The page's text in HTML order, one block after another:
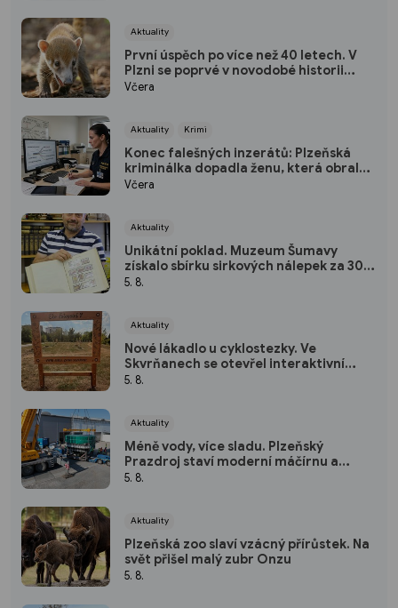
Aktuality
První úspěch po více než 40 letech. V
Plzni se poprvé v novodobé historii
narodili nosálové bělohubí
Včera
Aktuality Krimi
Konec falešných inzerátů: Plzeňská
kriminálka dopadla ženu, která obrala
desítky lidí po celé republice
Včera
Aktuality
Unikátní poklad. Muzeum Šumavy
získalo sbírku sirkových nálepek za 300
tisíc
5. 8.
Aktuality
Nové lákadlo u cyklostezky. Ve
Skvrňanech se otevřel interaktivní
Ekopark
5. 8.
Aktuality
Méně vody, více sladu. Plzeňský
Prazdroj staví moderní máčírnu a
ušetří miliony litrů vody
5. 8.
Aktuality
Plzeňská zoo slaví vzácný přírůstek. Na
svět přišel malý zubr Onzu
5. 8.